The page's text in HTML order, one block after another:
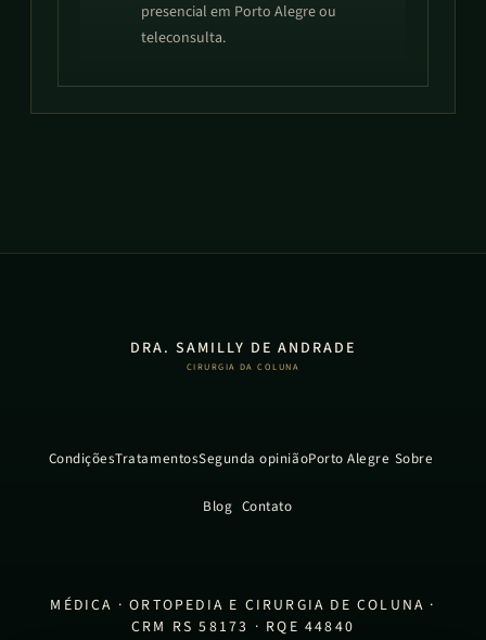
presencial em Porto Alegre ou
teleconsulta.
DRA. SAMILLY DE ANDRADE
CIRURGIA DA COLUNA
CondiçõesTratamentosSegunda opiniãoPorto Alegre Sobre
Blog Contato
MÉDICA · ORTOPEDIA E CIRURGIA DE COLUNA ·
CRM RS 58173 · RQE 44840